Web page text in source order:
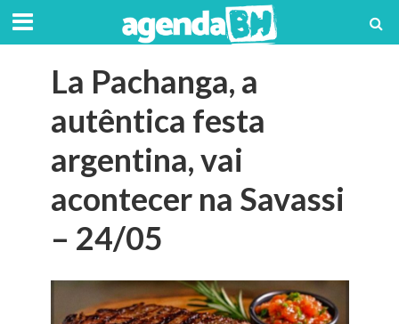
La Pachanga, a
autêntica festa
argentina, vai
acontecer na Savassi
– 24/05